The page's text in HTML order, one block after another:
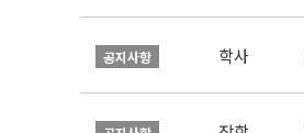
공지사항 학사